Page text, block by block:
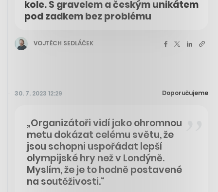
kole. S gravelem a českým unikátem
pod zadkem bez problému
VOJTĚCH SEDLÁČEK
30. 7. 2023 12:29 Doporučujeme
„Organizátoři vidí jako ohromnou
metu dokázat celému světu, že
jsou schopni uspořádat lepší
olympijské hry než v Londýně.
Myslím, že je to hodně postavené
na soutěživosti.“